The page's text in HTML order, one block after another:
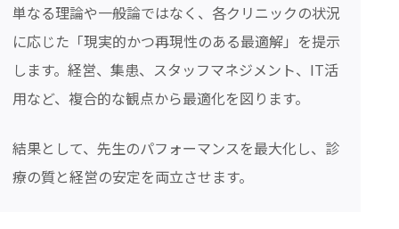
単なる理論や一般論ではなく、各クリニックの状況
に応じた「現実的かつ再現性のある最適解」を提示
します。経営、集患、スタッフマネジメント、IT活
用など、複合的な観点から最適化を図ります。
結果として、先生のパフォーマンスを最大化し、診
療の質と経営の安定を両立させます。